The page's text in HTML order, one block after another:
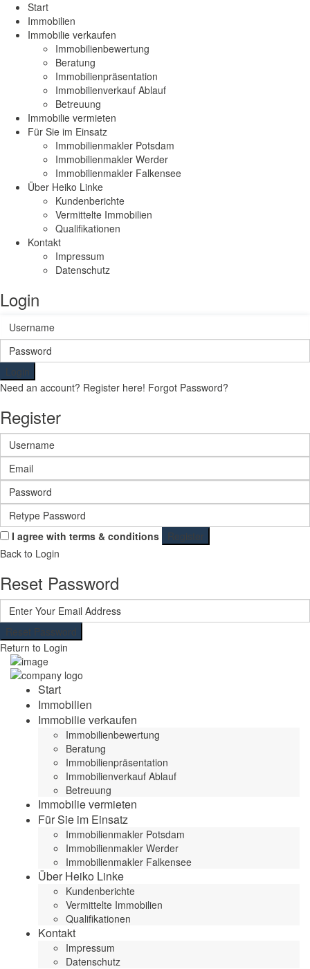
Start
Immobilien
Immobilie verkaufen
Immobilienbewertung
Beratung
Immobilienpräsentation
Immobilienverkauf Ablauf
Betreuung
Immobilie vermieten
Für Sie im Einsatz
Immobilienmakler Potsdam
Immobilienmakler Werder
Immobilienmakler Falkensee
Über Heiko Linke
Kundenberichte
Vermittelte Immobilien
Qualifikationen
Kontakt
Impressum
Datenschutz
Login
Login
Need an account? Register here! Forgot Password?
Register
I agree with terms & conditions
Register
Back to Login
Reset Password
Reset Password
Return to Login
Start
Immobilien
Immobilie verkaufen
Immobilienbewertung
Beratung
Immobilienpräsentation
Immobilienverkauf Ablauf
Betreuung
Immobilie vermieten
Für Sie im Einsatz
Immobilienmakler Potsdam
Immobilienmakler Werder
Immobilienmakler Falkensee
Über Heiko Linke
Kundenberichte
Vermittelte Immobilien
Qualifikationen
Kontakt
Impressum
Datenschutz